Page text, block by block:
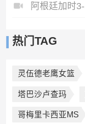
热门TAG
灵伍德老鹰女篮
塔巴沙卢查玛
哥梅里卡西亚MS